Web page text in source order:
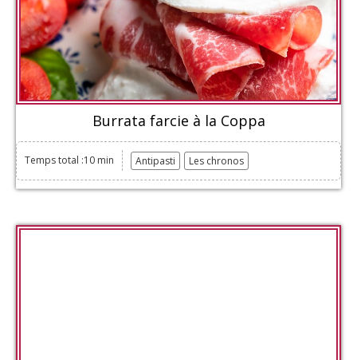
Burrata farcie à la Coppa
Temps total :10 min Antipasti Les chronos